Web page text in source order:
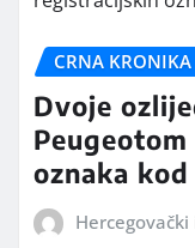
CRNA KRONIKA
Dvoje
oznaka kod
Hercegovački